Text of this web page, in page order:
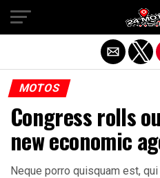
MOTOS
Congress rolls
new economic
Neque porro quisquam est,
Salir de la